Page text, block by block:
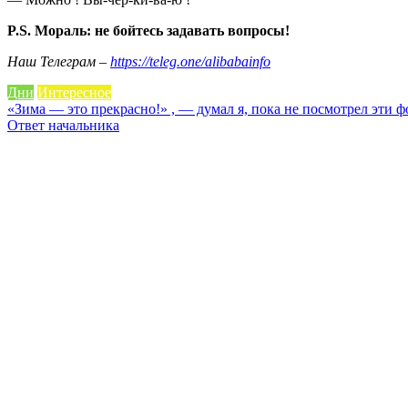
P.S. Мораль: не бойтесь задавать вопросы!
Наш Телеграм – https://teleg.one/alibabainfo
Дни Интересное
Навигация
по
«Зима — это прекрасно!» , — думал я, пока не посмотрел эти
Ответ начальника